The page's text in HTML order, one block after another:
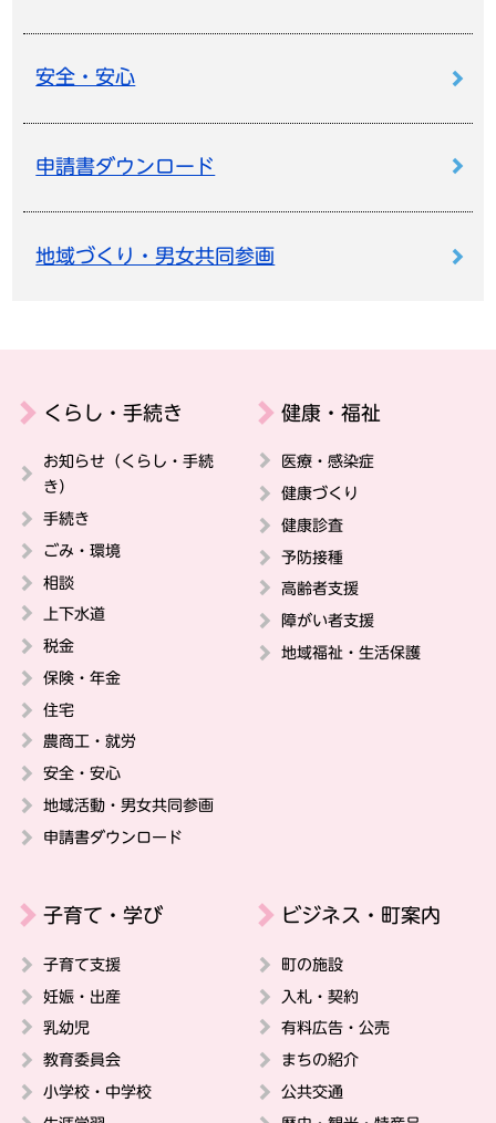
安全・安心
申請書ダウンロード
地域づくり・男女共同参画
くらし・手続き
お知らせ（くらし・手続
き）
手続き
ごみ・環境
相談
上下水道
税金
保険・年金
住宅
農商工・就労
安全・安心
地域活動・男女共同参画
申請書ダウンロード
健康・福祉
医療・感染症
健康づくり
健康診査
予防接種
高齢者支援
障がい者支援
地域福祉・生活保護
子育て・学び
子育て支援
妊娠・出産
乳幼児
教育委員会
小学校・中学校
ビジネス・町案内
町の施設
入札・契約
有料広告・公売
まちの紹介
公共交通